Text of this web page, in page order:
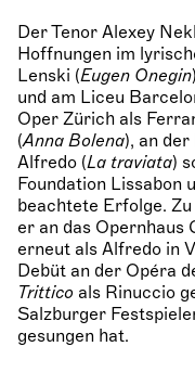
Der Tenor Alexey
Hoffnungen im
Lenski (Eugen Onegin
und am Liceu
Oper Zürich als
(Anna Bolena), an
Alfredo (La traviata)
Foundation Lissabon
beachtete Erfolge.
er an das Opernhaus
erneut als Alfredo in
Debüt an der Opéra
Trittico als Rinuccio
Salzburger
gesungen hat.